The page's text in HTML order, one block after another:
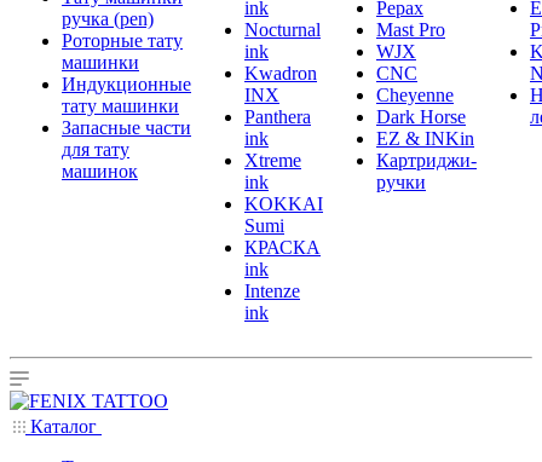
ручка (pen)
Роторные тату
машинки
Индукционные
тату машинки
Запасные части
для тату
машинок
ink
Nocturnal
ink
Kwadron
INX
Panthera
ink
Xtreme
ink
KOKKAI
Sumi
КРАСКА
ink
Intenze
ink
Pepax
Mast Pro
WJX
CNC
Cheyenne
Dark Horse
EZ & INKin
Картриджи-
ручки
Каталог